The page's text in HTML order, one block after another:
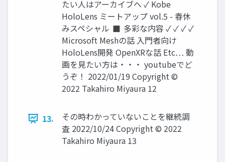
たい人はアーカイブへ ✓ Kobe
HoloLens ミートアップ vol.5 - 春休
みスペシャル ◼ 多彩な内容 ✓ ✓ ✓ ✓
Microsoft Meshの話 入門者向け
HoloLens開発 OpenXRな話 Etc… 動
画を見たい方は・・・ youtubeでど
うぞ！ 2022/01/19 Copyright ©
2022 Takahiro Miyaura 12
13.
その時わかっていないことを継続調
査 2022/10/24 Copyright © 2022
Takahiro Miyaura 13